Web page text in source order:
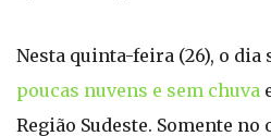
Nesta quinta-feira (26), o dia
poucas nuvens e sem chuva
Região Sudeste. Somente no